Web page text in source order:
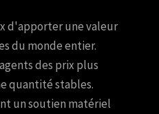
d'apporter une valeur
du monde entier.
des prix plus
quantité stables.
un soutien matériel